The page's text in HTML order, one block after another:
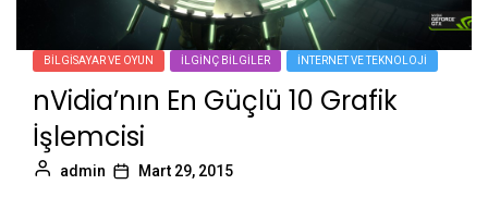
BILGISAYAR VE OYUN İLGINÇ BILGILER İNTERNET VE TEKNOLOJI
nVidia’nın En Güçlü 10 Grafik
İşlemcisi
admin Mart 29, 2015